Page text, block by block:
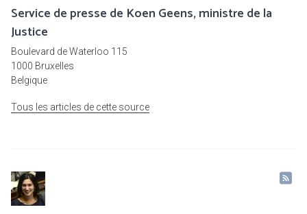
Service de presse de Koen Geens, ministre de la
Justice
Boulevard de Waterloo 115
1000 Bruxelles
Belgique
Tous les articles de cette source